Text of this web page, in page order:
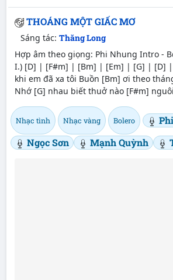
THOÁNG MỘT GIẤC MƠ
Sáng tác: Thăng Long
Hợp âm theo giọng: Phi Nhung Intro -
I.) [D] | [F#m] | [Bm] | [Em] | [G] | [D] |
khi em đã xa tôi Buồn [Bm] ơi theo
Nhớ [G] nhau biết thuở nào [F#m]
Nhạc tình Nhạc vàng Bolero
Ngọc Sơn
Mạnh Quỳnh